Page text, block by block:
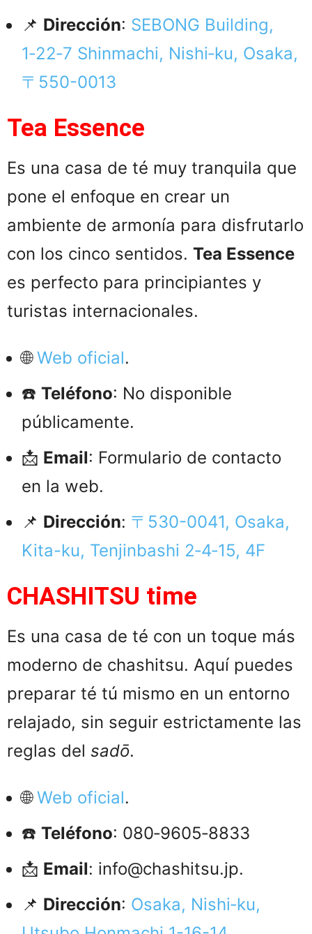
📌 Dirección: SEBONG Building,
1‑22‑7 Shinmachi, Nishi‑ku, Osaka,
〒550-0013
Tea Essence
Es una casa de té muy tranquila que
pone el enfoque en crear un
ambiente de armonía para disfrutarlo
con los cinco sentidos. Tea Essence
es perfecto para principiantes y
turistas internacionales.
🌐Web oficial.
☎️ Teléfono: No disponible
públicamente.
📩 Email: Formulario de contacto
en la web.
📌 Dirección: 〒530-0041, Osaka,
Kita-ku, Tenjinbashi 2‑4‑15, 4F
CHASHITSU time
Es una casa de té con un toque más
moderno de chashitsu. Aquí puedes
preparar té tú mismo en un entorno
relajado, sin seguir estrictamente las
reglas del sadō.
🌐Web oficial.
☎️ Teléfono: 080‑9605‑8833
📩 Email: info@chashitsu.jp.
📌 Dirección: Osaka, Nishi‑ku,